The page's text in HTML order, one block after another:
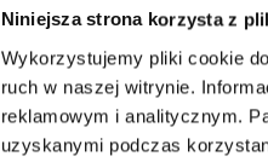
Niniejsza strona korzysta z
Wykorzystujemy pliki cookie
ruch w naszej witrynie.
reklamowym i analitycznym.
uzyskanymi podczas